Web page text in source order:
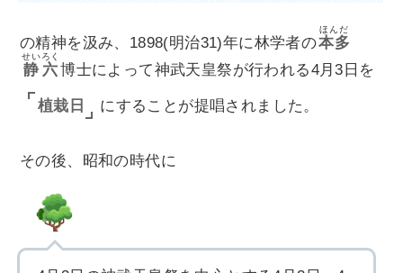
の精神を汲み、1898(明治31)年に林学者の本多
ほんだ
静六
せいろく
博士によって神武天皇祭が行われる4月3日を
植栽日 にすることが提唱されました。
その後、昭和の時代に